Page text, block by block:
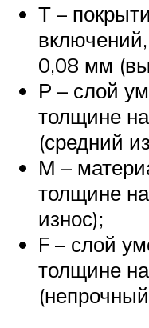
Т –
0,08 мм
Р – слой
толщине
(средний
М –
толщине
износ);
F – слой
толщине